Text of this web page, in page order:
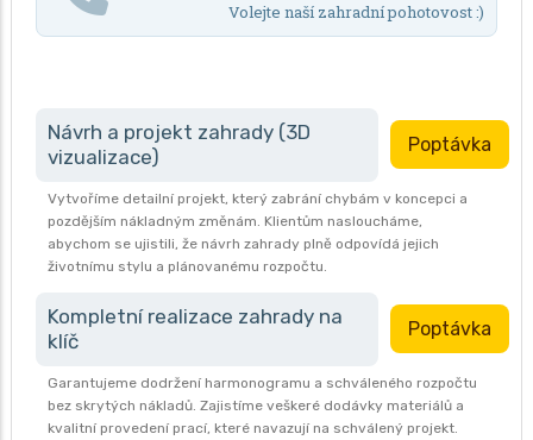
Volejte naší zahradní pohotovost :)
Návrh a projekt zahrady (3D
vizualizace)
Poptávka
Vytvoříme detailní projekt, který zabrání chybám v koncepci a
pozdějším nákladným změnám. Klientům nasloucháme,
abychom se ujistili, že návrh zahrady plně odpovídá jejich
životnímu stylu a plánovanému rozpočtu.
Kompletní realizace zahrady na
klíč
Poptávka
Garantujeme dodržení harmonogramu a schváleného rozpočtu
bez skrytých nákladů. Zajistíme veškeré dodávky materiálů a
kvalitní provedení prací, které navazují na schválený projekt.